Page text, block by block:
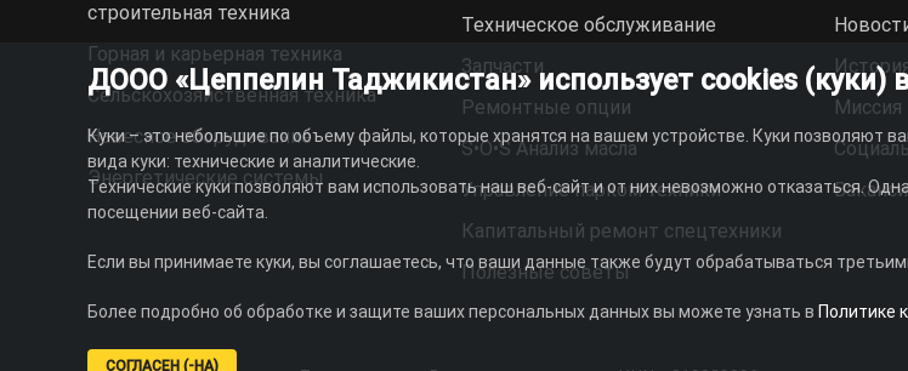
cтроительная техника
Горная и карьерная техника
Сельскохозяйственная техника
Навесное оборудование
Энергетические системы
Техническое обслуживание
Запчасти
Ремонтные опции
S•O•S Анализ масла
Управление парком техники
Капитальный ремонт спецтехники
Полезные советы
Миссия
ДООО «Цеппелин Таджикистан» использует cookies (куки)
Куки – это небольшие по объему файлы, которые хранятся на вашем устройстве. Куки позволяют
вида куки: технические и аналитические.
Технические куки позволяют вам использовать наш веб-сайт и от них невозможно отказаться.
посещении веб-сайта.
Если вы принимаете куки, вы соглашаетесь, что ваши данные также будут обрабатываться
Более подробно об обработке и защите ваших персональных данных вы можете узнать в Политике
СОГЛАСЕН (-НА)